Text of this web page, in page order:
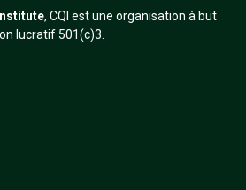
, CQI est une organisation à but
lucratif 501(c)3.